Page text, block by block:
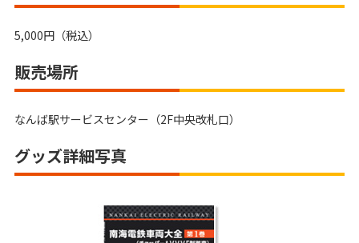
5,000円（税込）
販売場所
なんば駅サービスセンター（2F中央改札口）
グッズ詳細写真